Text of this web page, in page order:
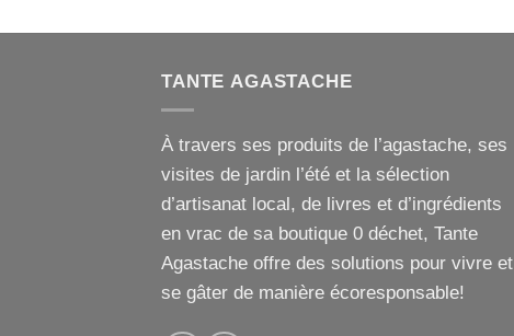
TANTE AGASTACHE
À travers ses produits de l’agastache, ses
visites de jardin l’été et la sélection
d’artisanat local, de livres et d’ingrédients
en vrac de sa boutique 0 déchet, Tante
Agastache offre des solutions pour vivre et
se gâter de manière écoresponsable!